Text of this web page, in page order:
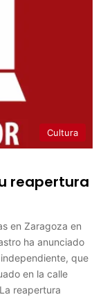
Cultura
reapertura
en Zaragoza en
ha anunciado
que
en la calle
reapertura